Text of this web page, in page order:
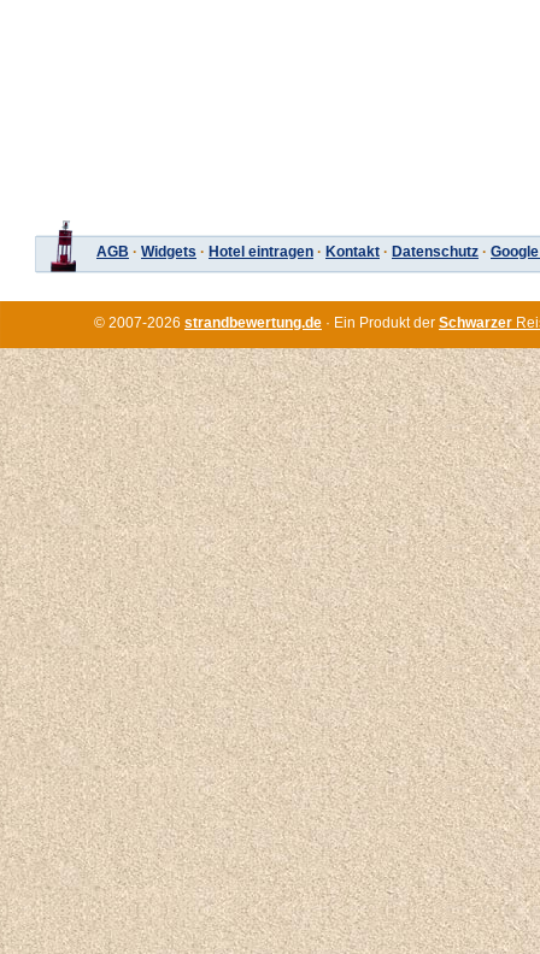
AGB · Widgets · Hotel eintragen · Kontakt · Datenschutz ·
© 2007-2026 strandbewertung.de · Ein Produkt der Schwarzer